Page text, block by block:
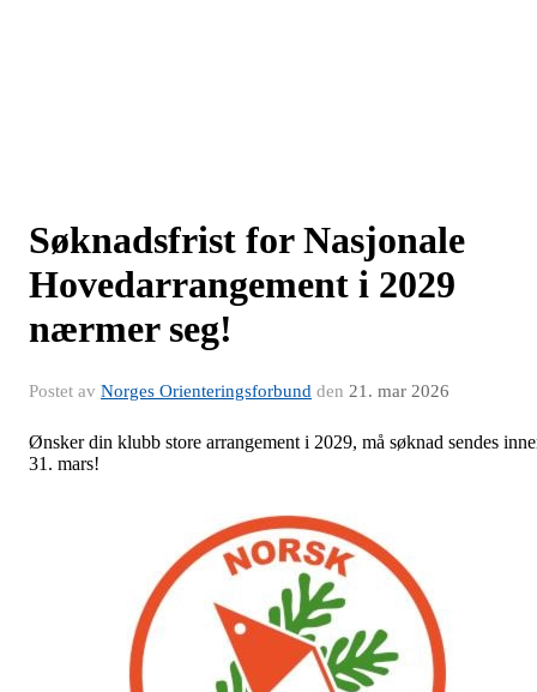
Søknadsfrist for Nasjonale
Hovedarrangement i 2029
nærmer seg!
Postet av Norges Orienteringsforbund den 21. mar 2026
Ønsker din klubb store arrangement i 2029, må søknad sendes
31. mars!